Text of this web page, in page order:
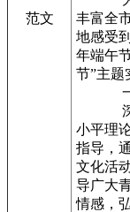
范文
丰富全
地感受
年端午
节”主题
一、
深入
小平理
指导，
文化活
导广大
情感，